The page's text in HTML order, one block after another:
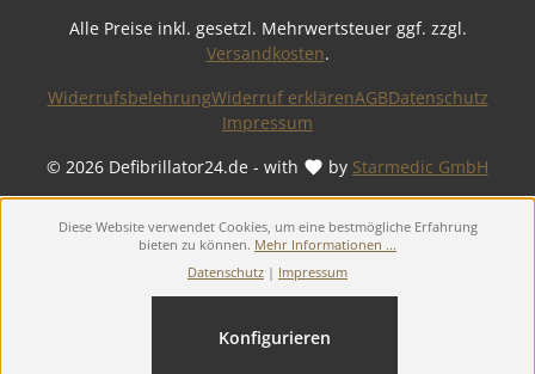
Alle Preise inkl. gesetzl. Mehrwertsteuer ggf. zzgl.
Versandkosten.
© 2026 Defibrillator24.de - with by Starmedic GmbH
WiderrufsbelehrungWiderruf erklärenAGBDatenschutz
Impressum
Diese Website verwendet Cookies, um eine bestmögliche Erfahrung
bieten zu können. Mehr Informationen ...
Datenschutz | Impressum
Konfigurieren